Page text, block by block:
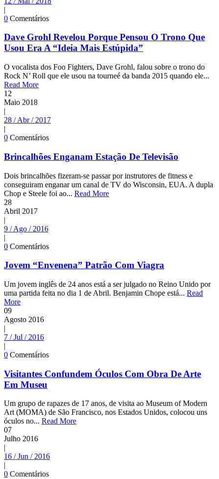
|
0 Comentários
Dave Grohl Revelou Porque Pensou O Trono Que
Usou Era A “Ideia Mais Estúpida”
O vocalista dos Foo Fighters, Dave Grohl, falou sobre o trono do
Rock N’ Roll que ele usou na tourneé da banda 2015 quando ele...
Read More
12
Maio 2018
|
28 / Abr / 2017
|
0 Comentários
Brincalhões Enganam Estação De Televisão
Dois brincalhões fizeram-se passar por instrutores de fitness e
conseguiram enganar um canal de TV do Wisconsin, EUA. A dupla
Chop e Steele foi ao... Read More
28
Abril 2017
|
9 / Ago / 2016
|
0 Comentários
Jovem “Envenena” Patrão Com Viagra
Um jovem inglês de 24 anos está a ser julgado no Reino Unido por
uma partida feita no dia 1 de Abril. Benjamin Chope está... Read
More
09
Agosto 2016
|
7 / Jul / 2016
|
0 Comentários
Visitantes Confundem Óculos Com Obra De Arte
Em Museu
Um grupo de rapazes de 17 anos, de visita ao Museum of Modern
Art (MOMA) de São Francisco, nos Estados Unidos, colocou uns
óculos no... Read More
07
Julho 2016
|
16 / Jun / 2016
|
0 Comentários